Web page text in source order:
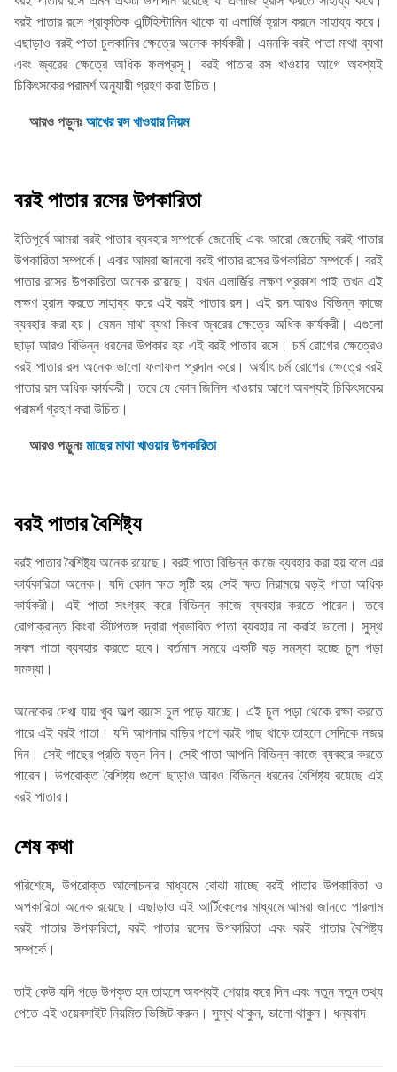
বরই পাতার রসে প্রাকৃতিক এন্টিহিস্টামিন থাকে যা এলার্জি হ্রাস করনে সাহায্য করে।
এছাড়াও বরই পাতা চুলকানির ক্ষেত্রে অনেক কার্যকরী। এমনকি বরই পাতা মাথা ব্যথা
এবং জ্বরের ক্ষেত্রে অধিক ফলপ্রসূ। বরই পাতার রস খাওয়ার আগে অবশ্যই
চিকিৎসকের পরামর্শ অনুযায়ী গ্রহণ করা উচিত।
আরও পড়ুনঃআখের রস খাওয়ার নিয়ম
বরই পাতার রসের উপকারিতা
ইতিপূর্বে আমরা বরই পাতার ব্যবহার সম্পর্কে জেনেছি এবং আরো জেনেছি বরই পাতার
উপকারিতা সম্পর্কে। এবার আমরা জানবো বরই পাতার রসের উপকারিতা সম্পর্কে। বরই
পাতার রসের উপকারিতা অনেক রয়েছে। যখন এলার্জির লক্ষণ প্রকাশ পাই তখন এই
লক্ষণ হ্রাস করতে সাহায্য করে এই বরই পাতার রস। এই রস আরও বিভিন্ন কাজে
ব্যবহার করা হয়। যেমন মাথা ব্যথা কিংবা জ্বরের ক্ষেত্রে অধিক কার্যকরী। এগুলো
ছাড়া আরও বিভিন্ন ধরনের উপকার হয় এই বরই পাতার রসে। চর্ম রোগের ক্ষেত্রেও
বরই পাতার রস অনেক ভালো ফলাফল প্রদান করে। অর্থাৎ চর্ম রোগের ক্ষেত্রে বরই
পাতার রস অধিক কার্যকরী। তবে যে কোন জিনিস খাওয়ার আগে অবশ্যই চিকিৎসকের
পরামর্শ গ্রহণ করা উচিত।
আরও পড়ুনঃমাছের মাথা খাওয়ার উপকারিতা
বরই পাতার বৈশিষ্ট্য
বরই পাতার বৈশিষ্ট্য অনেক রয়েছে। বরই পাতা বিভিন্ন কাজে ব্যবহার করা হয় বলে এর
কার্যকারিতা অনেক। যদি কোন ক্ষত সৃষ্টি হয় সেই ক্ষত নিরাময়ে বড়ই পাতা অধিক
কার্যকরী। এই পাতা সংগ্রহ করে বিভিন্ন কাজে ব্যবহার করতে পারেন। তবে
রোগাক্রান্ত কিংবা কীটপতঙ্গ দ্বারা প্রভাবিত পাতা ব্যবহার না করাই ভালো। সুস্থ
সবল পাতা ব্যবহার করতে হবে। বর্তমান সময়ে একটি বড় সমস্যা হচ্ছে চুল পড়া
সমস্যা।
অনেকের দেখা যায় খুব অল্প বয়সে চুল পড়ে যাচ্ছে। এই চুল পড়া থেকে রক্ষা করতে
পারে এই বরই পাতা। যদি আপনার বাড়ির পাশে বরই গাছ থাকে তাহলে সেদিকে নজর
দিন। সেই গাছের প্রতি যত্ন নিন। সেই পাতা আপনি বিভিন্ন কাজে ব্যবহার করতে
পারেন। উপরোক্ত বৈশিষ্ট্য গুলো ছাড়াও আরও বিভিন্ন ধরনের বৈশিষ্ট্য রয়েছে এই
বরই পাতার।
শেষ কথা
পরিশেষে, উপরোক্ত আলোচনার মাধ্যমে বোঝা যাচ্ছে বরই পাতার উপকারিতা ও
অপকারিতা অনেক রয়েছে। এছাড়াও এই আর্টিকেলের মাধ্যমে আমরা জানতে পারলাম
বরই পাতার উপকারিতা, বরই পাতার রসের উপকারিতা এবং বরই পাতার বৈশিষ্ট্য
সম্পর্কে।
তাই কেউ যদি পড়ে উপকৃত হন তাহলে অবশ্যই শেয়ার করে দিন এবং নতুন নতুন তথ্য
পেতে এই ওয়েবসাইট নিয়মিত ভিজিট করুন। সুস্থ থাকুন, ভালো থাকুন। ধন্যবাদ